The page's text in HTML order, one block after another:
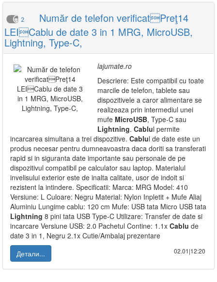
2
Număr de telefon verificatPreţ14
LEICablu de date 3 in 1 MRG, MicroUSB,
Lightning, Type-C,
lajumate.ro
Descriere: Este compatibil cu toate
marcile de telefon, tablete sau
dispozitivele a caror alimentare se
realizeaza prin intermediul unei
mufe MicroUSB, Type-C sau
Lightning. Cablul permite
incarcarea simultana a trei dispozitive. Cablul de date este un
produs necesar pentru dumneavoastra daca doriti sa transferati
rapid si in siguranta date importante sau personale de pe
dispozitivul compatibil pe calculator sau laptop. Materialul
invelisului exterior este de inalta calitate, usor de indoit si
rezistent la intindere. Specificatii: Marca: MRG Model: 410
Versiune: L Culoare: Negru Material: Nylon Inpletit + Mufe Aliaj
Aluminiu Lungime cablu: 120 cm Mufe: USB tata Micro USB tata
Lightning 8 pini tata USB Type-C Utilizare: Transfer de date si
incarcare Versiune USB: 2.0 Pachetul Contine: 1.1x Cablu de
date 3 in 1, Negru 2.1x Cutie/Ambalaj prezentare
Детали...
02.01|12:20